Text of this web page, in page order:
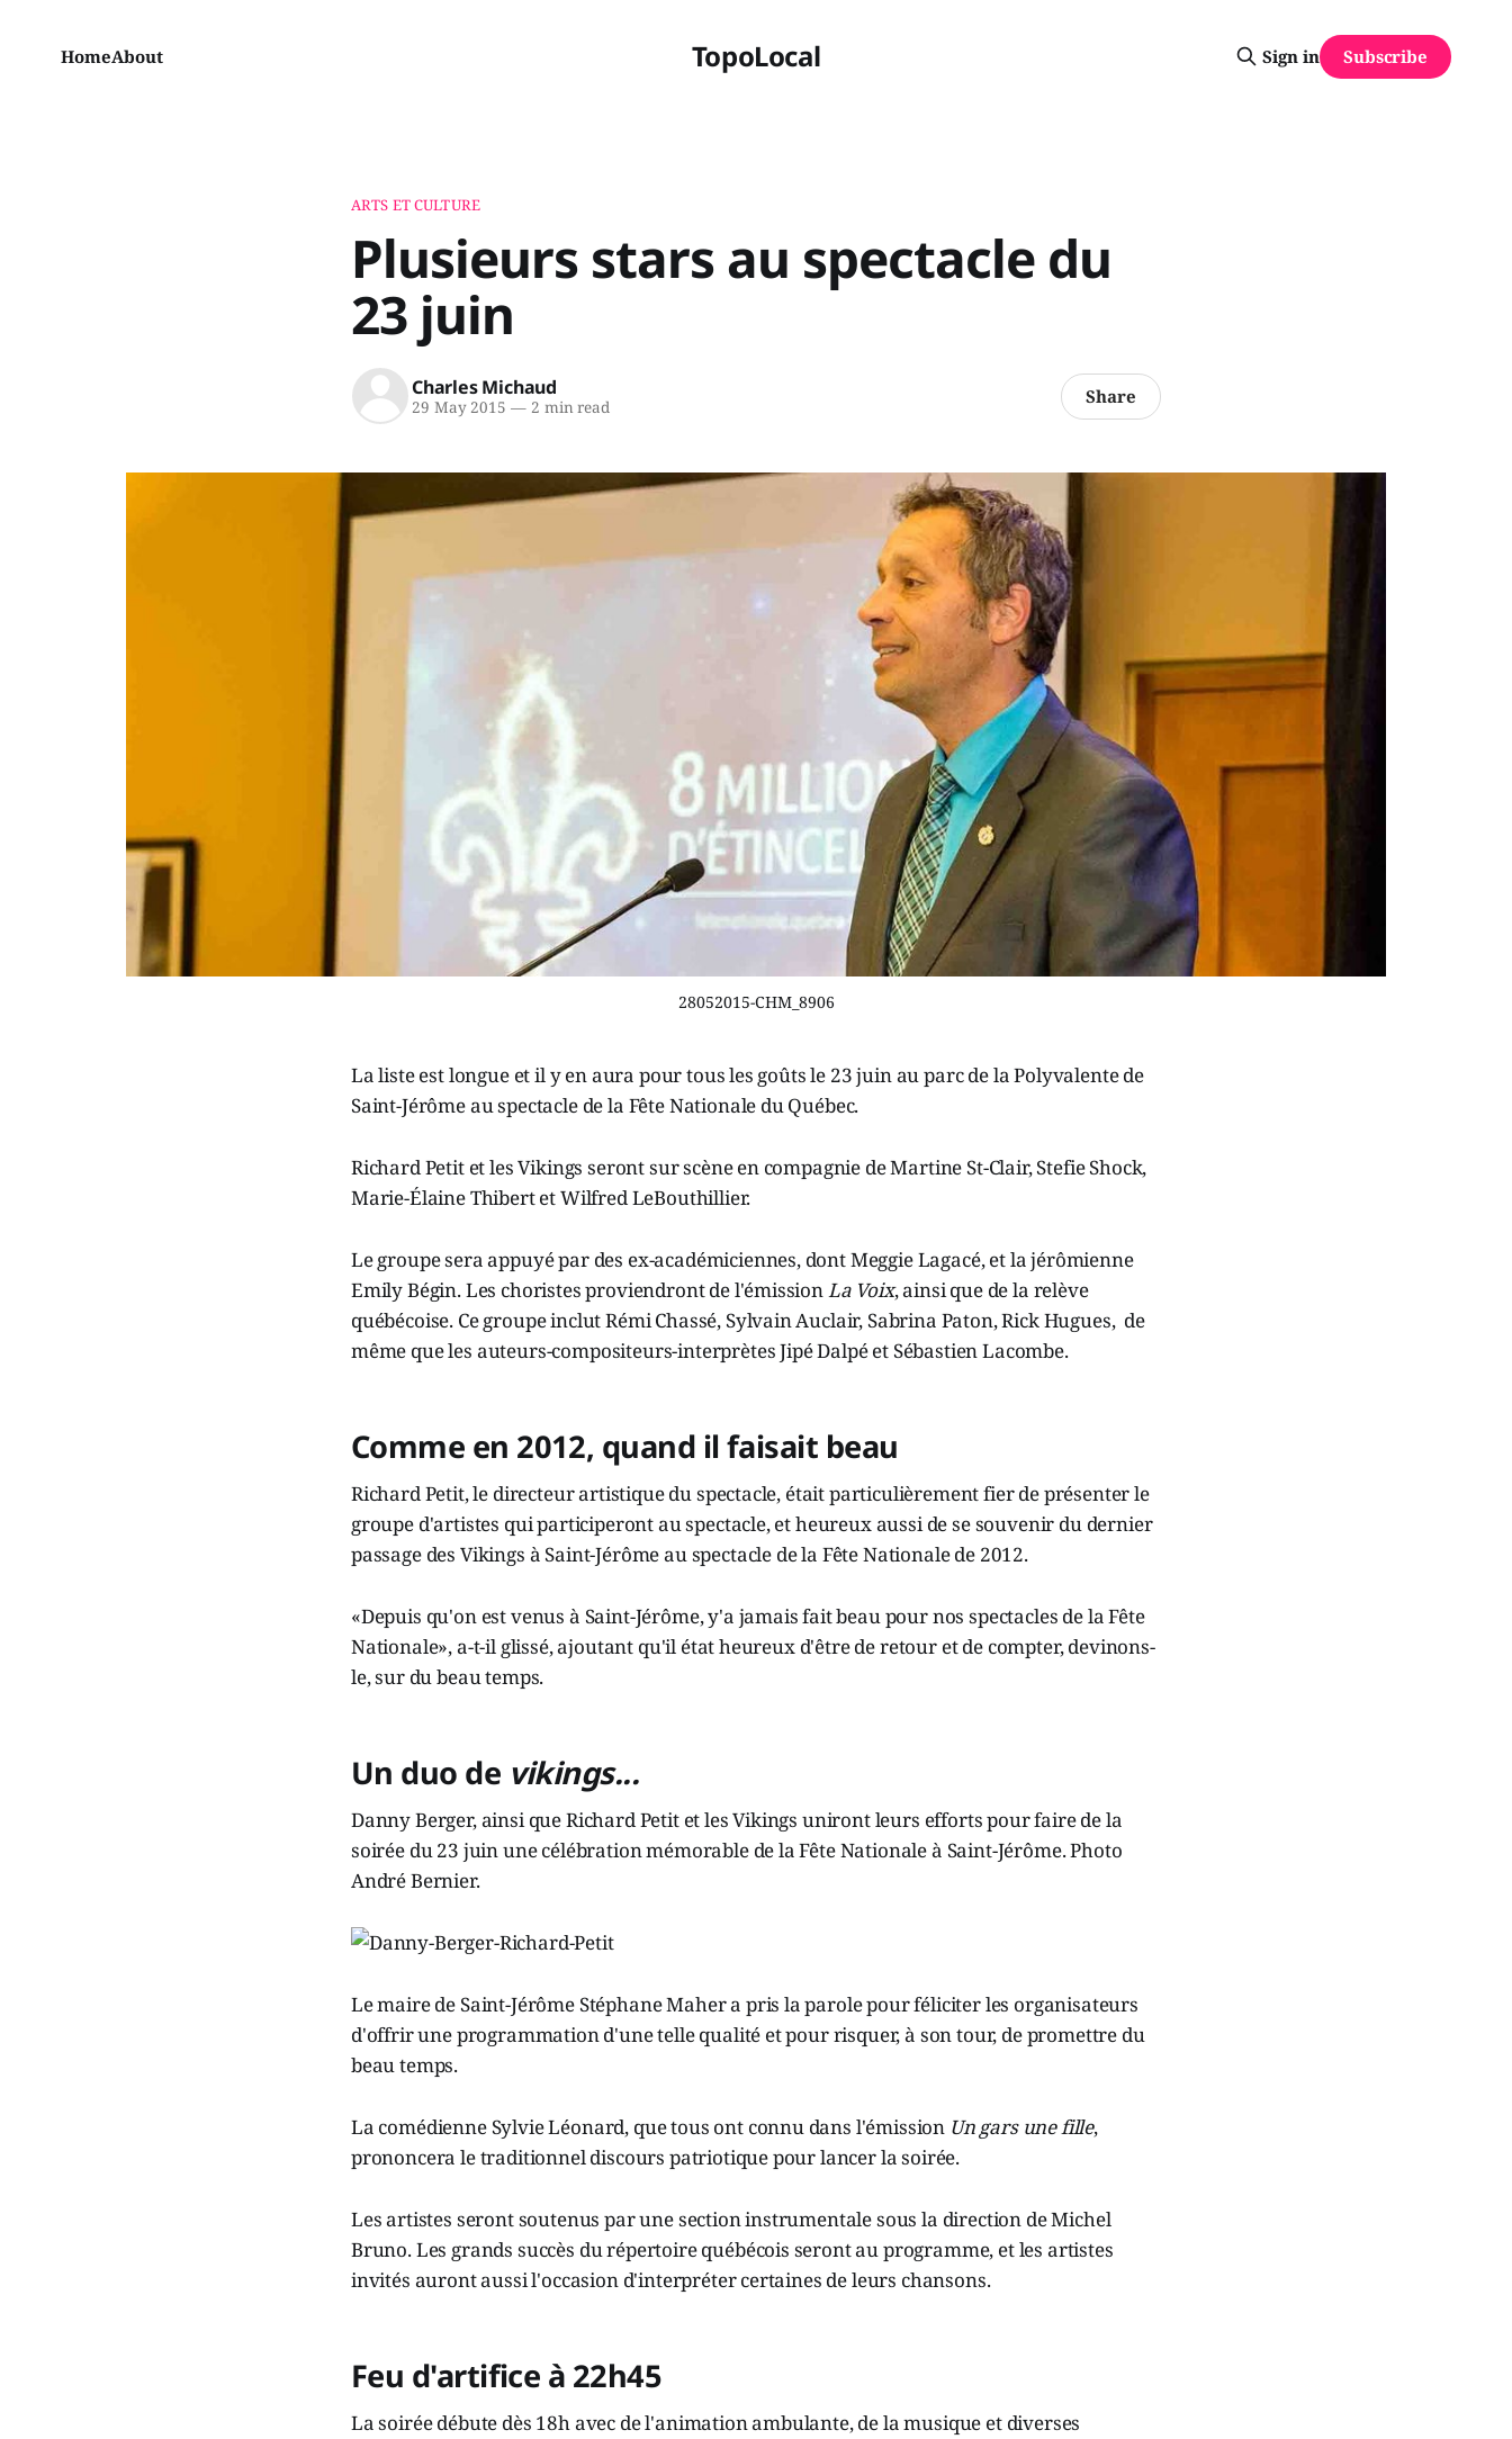
TopoLocal
HomeAbout Sign in Subscribe
ARTS ET CULTURE
Plusieurs stars au spectacle du
23 juin
Charles Michaud
29 May 2015 —2 min read Share
28052015-CHM_8906
La liste est longue et il y en aura pour tous les goûts le 23 juin au parc de la Polyvalente de
Saint-Jérôme au spectacle de la Fête Nationale du Québec.
Richard Petit et les Vikings seront sur scène en compagnie de Martine St-Clair, Stefie Shock,
Marie-Élaine Thibert et Wilfred LeBouthillier.
Le groupe sera appuyé par des ex-académiciennes, dont Meggie Lagacé, et la jérômienne
Emily Bégin. Les choristes proviendront de l'émissionLa Voix, ainsi que de la relève
québécoise. Ce groupe inclut Rémi Chassé, Sylvain Auclair, Sabrina Paton, Rick Hugues, de
même que les auteurs-compositeurs-interprètes Jipé Dalpé et Sébastien Lacombe.
Comme en 2012, quand il faisait beau
Richard Petit, le directeur artistique du spectacle, était particulièrement fier de présenter le
groupe d'artistes qui participeront au spectacle, et heureux aussi de se souvenir du dernier
passage des Vikings à Saint-Jérôme au spectacle de la Fête Nationale de 2012.
«Depuis qu'on est venus à Saint-Jérôme, y'a jamais fait beau pour nos spectacles de la Fête
Nationale», a-t-il glissé, ajoutant qu'il état heureux d'être de retour et de compter, devinons-
le, sur du beau temps.
Un duo de vikings...
Danny Berger, ainsi que Richard Petit et les Vikings uniront leurs efforts pour faire de la
soirée du 23 juin une célébration mémorable de la Fête Nationale à Saint-Jérôme. Photo
André Bernier.
Le maire de Saint-Jérôme Stéphane Maher a pris la parole pour féliciter les organisateurs
d'offrir une programmation d'une telle qualité et pour risquer, à son tour, de promettre du
beau temps.
La comédienne Sylvie Léonard, que tous ont connu dans l'émission Un gars une fille,
prononcera le traditionnel discours patriotique pour lancer la soirée.
Les artistes seront soutenus par une section instrumentale sous la direction de Michel
Bruno. Les grands succès du répertoire québécois seront au programme, et les artistes
invités auront aussi l'occasion d'interpréter certaines de leurs chansons.
Feu d'artifice à 22h45
La soirée débute dès 18h avec de l'animation ambulante, de la musique et diverses